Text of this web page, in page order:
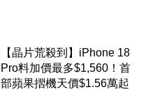
【晶片荒殺到】iPhone 18
Pro料加價最多$1,560！首
部蘋果摺機天價$1.56萬起